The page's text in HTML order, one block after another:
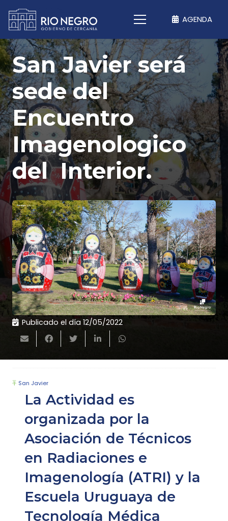
AGENDA
San Javier será
sede del
Encuentro
Imagenologico
del Interior.
Publicado el día 12/05/2022
San Javier
La Actividad es
organizada por la
Asociación de Técnicos
en Radiaciones e
Imagenología (ATRI) y la
Escuela Uruguaya de
Tecnología Médica